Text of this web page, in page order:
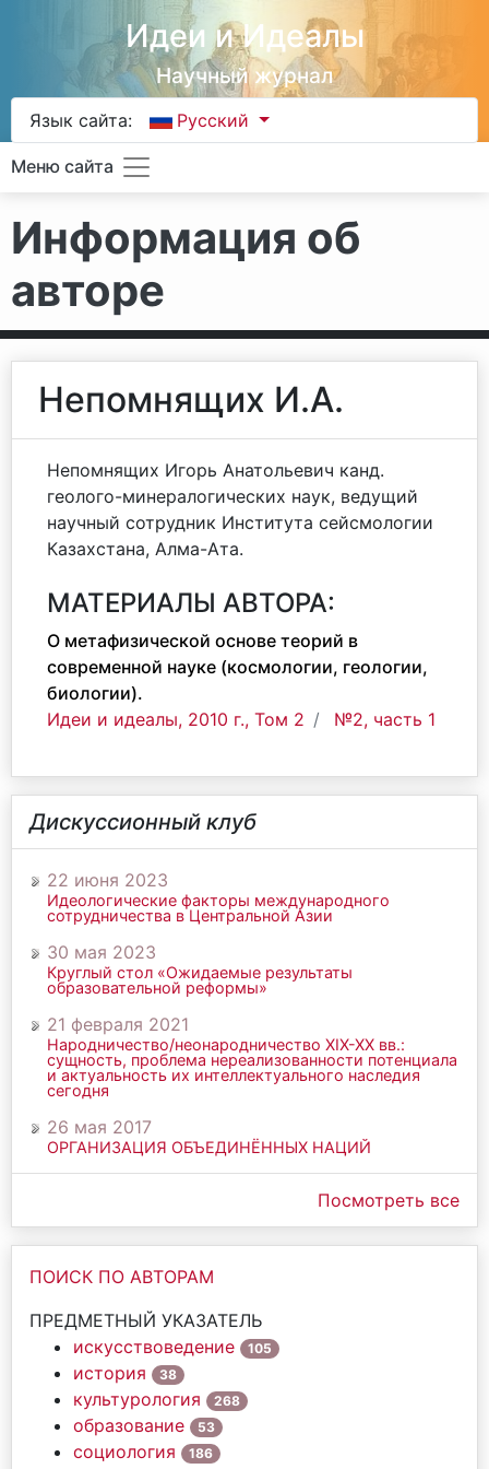
Идеи и Идеалы
Научный журнал
Язык сайта: Русский
Меню сайта
Информация об
авторе
Непомнящих И.А.
Непомнящих Игорь Анатольевич канд.
геолого-минералогических наук, ведущий
научный сотрудник Института сейсмологии
Казахстана, Алма-Ата.
МАТЕРИАЛЫ АВТОРА:
О метафизической основе теорий в
современной науке (космологии, геологии,
биологии).
Идеи и идеалы, 2010 г., Том 2
№2, часть 1
Дискуссионный клуб
22 июня 2023
Идеологические факторы международного
сотрудничества в Центральной Азии
30 мая 2023
Круглый стол «Ожидаемые результаты
образовательной реформы»
21 февраля 2021
Народничество/неонародничество ХIХ-ХХ вв.:
сущность, проблема нереализованности потенциала
и актуальность их интеллектуального наследия
сегодня
26 мая 2017
ОРГАНИЗАЦИЯ ОБЪЕДИНЁННЫХ НАЦИЙ
Посмотреть все
ПОИСК ПО АВТОРАМ
ПРЕДМЕТНЫЙ УКАЗАТЕЛЬ
искусствоведение
105
история 38
культурология 268
образование 53
социология 186